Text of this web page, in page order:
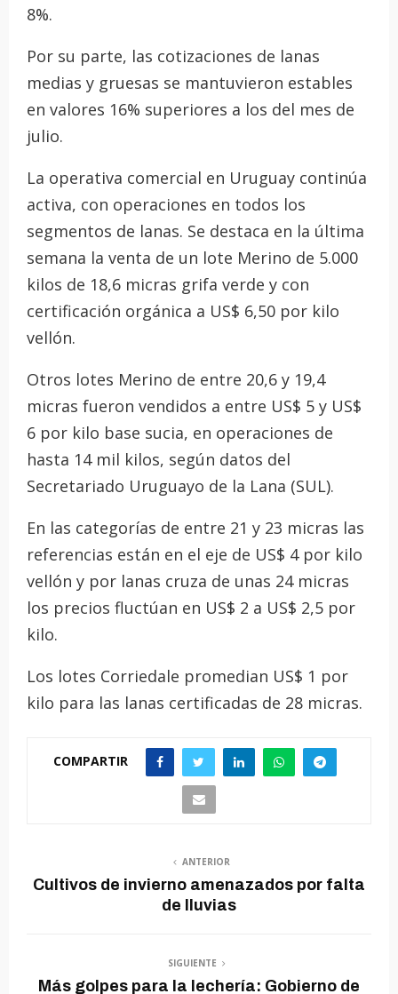
8%.
Por su parte, las cotizaciones de lanas
medias y gruesas se mantuvieron estables
en valores 16% superiores a los del mes de
julio.
La operativa comercial en Uruguay continúa
activa, con operaciones en todos los
segmentos de lanas. Se destaca en la última
semana la venta de un lote Merino de 5.000
kilos de 18,6 micras grifa verde y con
certificación orgánica a US$ 6,50 por kilo
vellón.
Otros lotes Merino de entre 20,6 y 19,4
micras fueron vendidos a entre US$ 5 y US$
6 por kilo base sucia, en operaciones de
hasta 14 mil kilos, según datos del
Secretariado Uruguayo de la Lana (SUL).
En las categorías de entre 21 y 23 micras las
referencias están en el eje de US$ 4 por kilo
vellón y por lanas cruza de unas 24 micras
los precios fluctúan en US$ 2 a US$ 2,5 por
kilo.
Los lotes Corriedale promedian US$ 1 por
kilo para las lanas certificadas de 28 micras.
COMPARTIR
ANTERIOR
Cultivos de invierno amenazados por falta
de lluvias
SIGUIENTE
Más golpes para la lechería: Gobierno de